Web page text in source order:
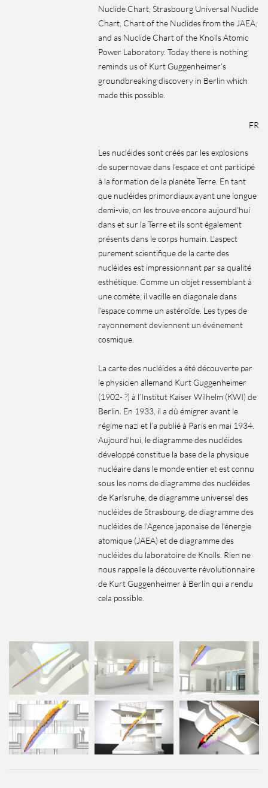
Nuclide Chart, Strasbourg Universal Nuclide
Chart, Chart of the Nuclides from the JAEA,
and as Nuclide Chart of the Knolls Atomic
Power Laboratory. Today there is nothing
reminds us of Kurt Guggenheimer’s
groundbreaking discovery in Berlin which
made this possible.
FR
Les nucléides sont créés par les explosions
de supernovae dans l’espace et ont participé
à la formation de la planète Terre. En tant
que nucléides primordiaux ayant une longue
demi-vie, on les trouve encore aujourd’hui
dans et sur la Terre et ils sont également
présents dans le corps humain. L’aspect
purement scientifique de la carte des
nucléides est impressionnant par sa qualité
esthétique. Comme un objet ressemblant à
une comète, il vacille en diagonale dans
l’espace comme un astéroïde. Les types de
rayonnement deviennent un événement
cosmique.
La carte des nucléides a été découverte par
le physicien allemand Kurt Guggenheimer
(1902- ?) à l’Institut Kaiser Wilhelm (KWI) de
Berlin. En 1933, il a dû émigrer avant le
régime nazi et l’a publié à Paris en mai 1934.
Aujourd’hui, le diagramme des nucléides
développé constitue la base de la physique
nucléaire dans le monde entier et est connu
sous les noms de diagramme des nucléides
de Karlsruhe, de diagramme universel des
nucléides de Strasbourg, de diagramme des
nucléides de l’Agence japonaise de l’énergie
atomique (JAEA) et de diagramme des
nucléides du laboratoire de Knolls. Rien ne
nous rappelle la découverte révolutionnaire
de Kurt Guggenheimer à Berlin qui a rendu
cela possible.